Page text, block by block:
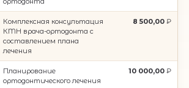
Комплексная консультация
КMН врача-ортодонта с
составлением плана
лечения
8 500,00
Планирование
ортодонтического лечения
10 000,00